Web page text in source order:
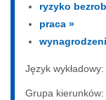
ryzyko
praca »
Język wykładowy:
Grupa kierunków: